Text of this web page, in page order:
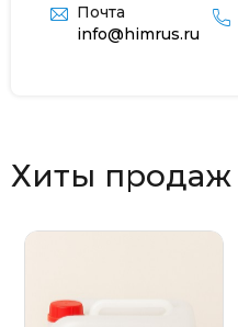
Почта
info@himrus.ru
Хиты продаж